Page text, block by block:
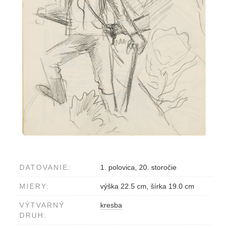
DATOVANIE: 1. polovica, 20. storočie
MIERY: výška 22.5 cm, šírka 19.0 cm
VÝTVARNÝ
DRUH:
kresba